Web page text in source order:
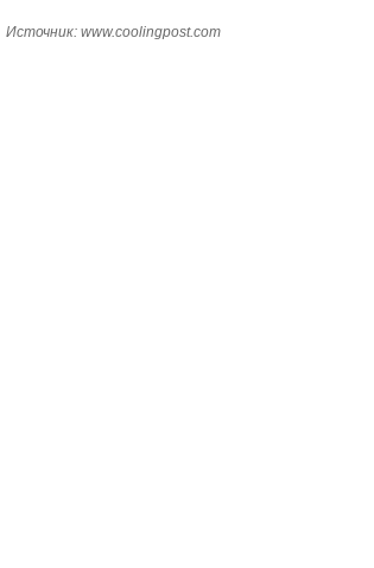
Источник: www.coolingpost.com